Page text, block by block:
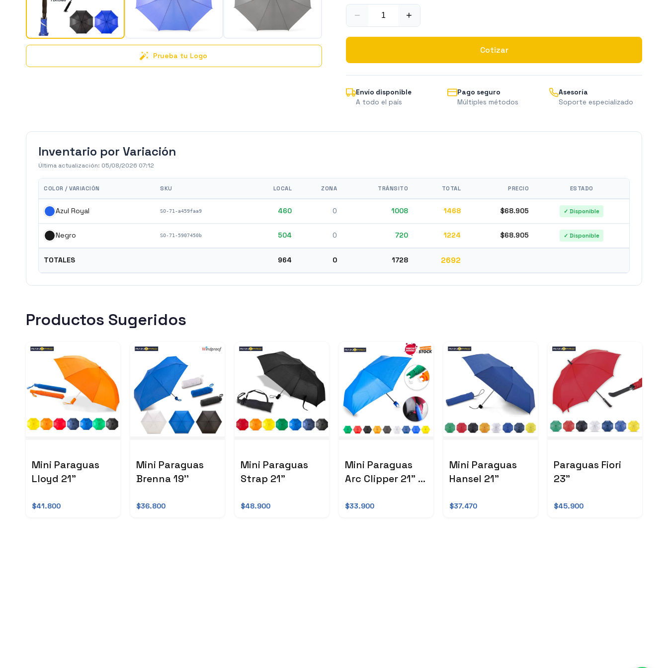
Prueba tu Logo
− +
Cotizar
Envío disponible
A todo el país
Pago seguro
Múltiples métodos
Asesoría
Soporte especializado
Inventario por Variación
Última actualización: 05/08/2026 07:12
COLOR / VARIACIÓN SKU LOCAL ZONA TRÁNSITO TOTAL PRECIO ESTADO
Azul Royal SO-71-a459faa9 460 0 1008 1468 $68.905 ✓ Disponible
Negro SO-71-5907450b 504 0 720 1224 $68.905 ✓ Disponible
TOTALES 964 0 1728 2692
Productos Sugeridos
Mini Paraguas
Lloyd 21"
$41.800
Mini Paraguas
Brenna 19''
$36.800
Mini Paraguas
Strap 21"
$48.900
Mini Paraguas
Arc Clipper 21" -
$33.900
Mini Paraguas
Hansel 21"
$37.470
Paraguas Fiori
23"
$45.900